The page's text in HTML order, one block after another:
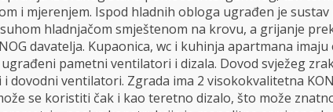
i mjerenjem. Ispod hladnih obloga ugrađen je
hladnjačom smještenom na krovu, a grijanje
davatelja. Kupaonica, wc i kuhinja apartmana
pametni ventilatori i dizala. Dovod svježeg
dovodni ventilatori. Zgrada ima 2 visokokvalitetna
se koristiti čak i kao teretno dizalo, što može